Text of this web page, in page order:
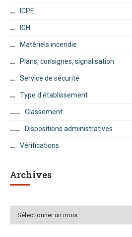
ICPE
IGH
Matériels incendie
Plans, consignes, signalisation
Service de sécurité
Type d'établissement
Classement
Dispositions administratives
Vérifications
Archives
Archives